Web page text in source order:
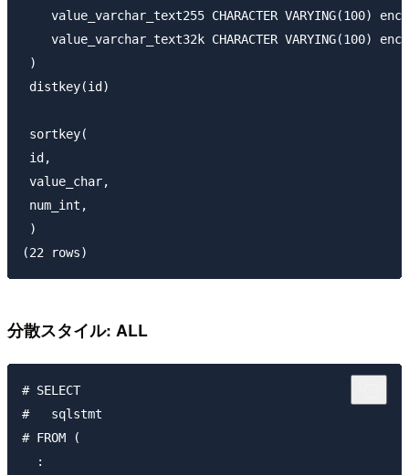
value_varchar_text255 CHARACTER VARYING(100)
value_varchar_text32k CHARACTER VARYING(100)
)
distkey(id)
sortkey(
id,
value_char,
num_int,
)
分散スタイル: ALL
# SELECT
#   sqlstmt
# FROM (
  :